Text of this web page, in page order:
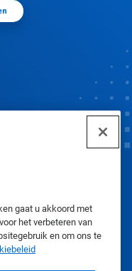
gaat u akkoord met
het verbeteren van
en om ons te
|Privacybeleid|